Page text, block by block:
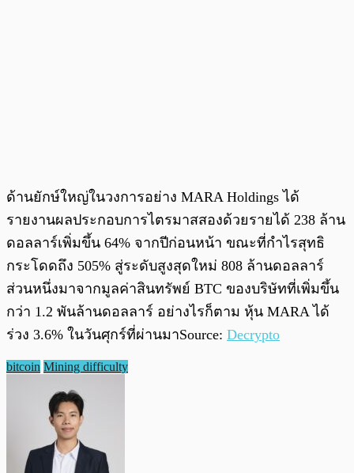
ด้านยักษ์ใหญ่ในวงการอย่าง MARA Holdings ได้
รายงานผลประกอบการไตรมาสสองด้วยรายได้ 238 ล้าน
ดอลลาร์เพิ่มขึ้น 64% จากปีก่อนหน้า ขณะที่กำไรสุทธิ
กระโดดถึง 505% สู่ระดับสูงสุดใหม่ 808 ล้านดอลลาร์
ส่วนหนึ่งมาจากมูลค่าสินทรัพย์ BTC ของบริษัทที่เพิ่มขึ้น
กว่า 1.2 พันล้านดอลลาร์ อย่างไรก็ตาม หุ้น MARA ได้
ร่วง 3.6% ในวันศุกร์ที่ผ่านมาSource: Decrypto
bitcoin Mining difficulty